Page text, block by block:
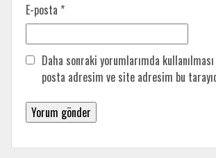
E-posta *
Daha sonraki yorumlarımda
posta adresim ve site adresim bu